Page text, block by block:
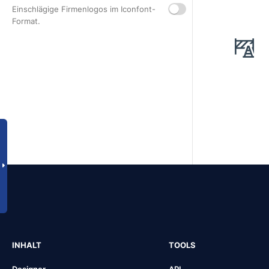
Einschlägige Firmenlogos im Iconfont-
Format.
INHALT TOOLS